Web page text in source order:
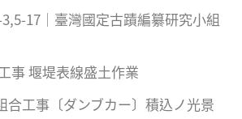
17｜臺灣國定古蹟編纂研究小組
事 堰堤表線盛土作業
合工事〔ダンブカー〕積込ノ光景